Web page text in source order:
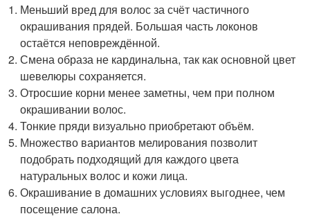
Меньший вред для волос за счёт частичного
окрашивания прядей. Большая часть локонов
остаётся неповреждённой.
Смена образа не кардинальна, так как основной цвет
шевелюры сохраняется.
Отросшие корни менее заметны, чем при полном
окрашивании волос.
Тонкие пряди визуально приобретают объём.
Множество вариантов мелирования позволит
подобрать подходящий для каждого цвета
натуральных волос и кожи лица.
Окрашивание в домашних условиях выгоднее, чем
посещение салона.